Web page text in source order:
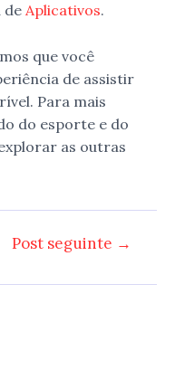
deAplicativos.
que você
de assistir
Para mais
do esporte e do
as outras
Post seguinte →